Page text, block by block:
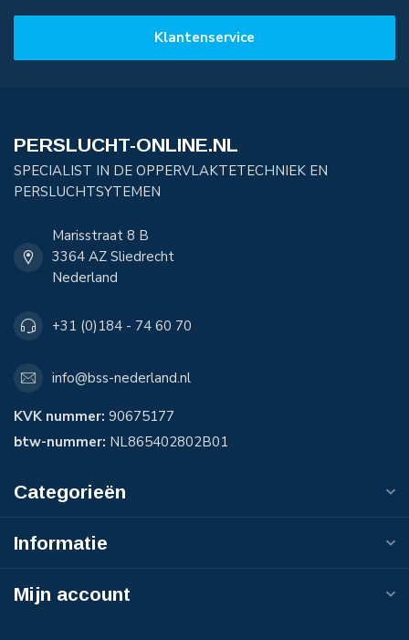
Klantenservice
PERSLUCHT-ONLINE.NL
SPECIALIST IN DE OPPERVLAKTETECHNIEK EN
PERSLUCHTSYTEMEN
Marisstraat 8 B
3364 AZ Sliedrecht
Nederland
+31 (0)184 - 74 60 70
info@bss-nederland.nl
KVK nummer: 90675177
btw-nummer: NL865402802B01
Categorieën
Informatie
Mijn account